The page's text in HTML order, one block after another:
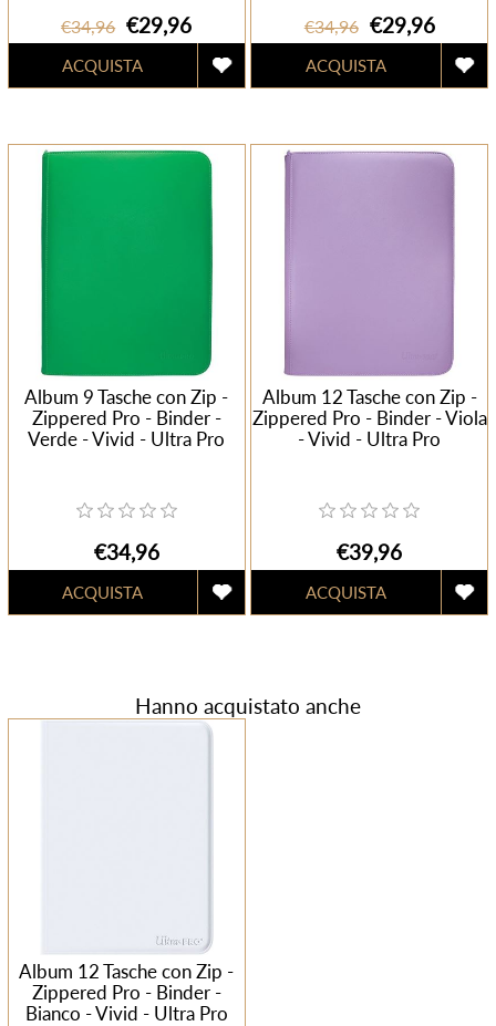
€34,96 €29,96 €34,96 €29,96
Album 9 Tasche con Zip -
Zippered Pro - Binder -
Verde - Vivid - Ultra Pro
€34,96
Album 12 Tasche con Zip -
Zippered Pro - Binder - Viola
- Vivid - Ultra Pro
€39,96
Hanno acquistato anche
Album 12 Tasche con Zip -
Zippered Pro - Binder -
Bianco - Vivid - Ultra Pro